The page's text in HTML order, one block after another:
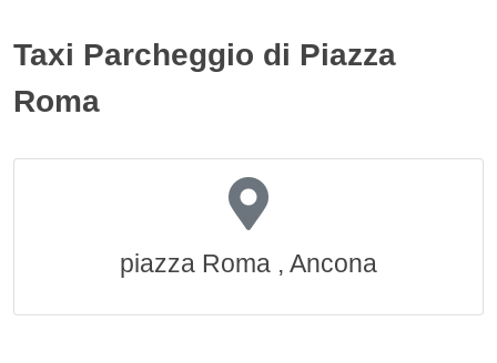
Taxi Parcheggio di Piazza
Roma
piazza Roma , Ancona